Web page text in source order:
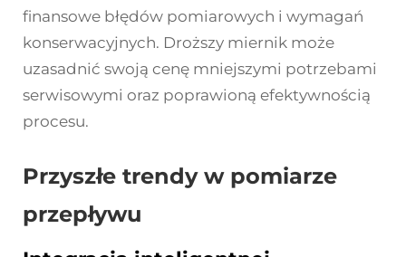
finansowe błędów pomiarowych i wymagań
konserwacyjnych. Droższy miernik może
uzasadnić swoją cenę mniejszymi potrzebami
serwisowymi oraz poprawioną efektywnością
procesu.
Przyszłe trendy w pomiarze
przepływu